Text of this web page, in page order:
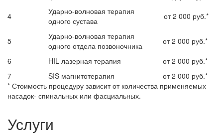
4
Ударно-волновая терапия
одного сустава
от 2 000 руб.*
5
Ударно-волновая терапия
одного отдела позвоночника
от 2 000 руб.*
6
HIL лазерная терапия
от 2 000 руб.*
7
SIS магнитотерапия
от 2 000 руб.*
* Стоимость процедуру зависит от количества применяемых
насадок- спинальных или фасциальных.
Услуги